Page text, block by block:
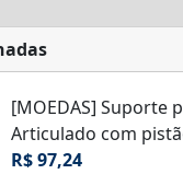
[MOEDAS] Suporte
Articulado com
R$ 97,24